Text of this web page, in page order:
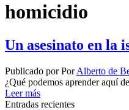
homicidio
Un asesinato en la
Publicado por PorAlberto de
¿Qué podemos aprender aquí
Leer más
Entradas recientes